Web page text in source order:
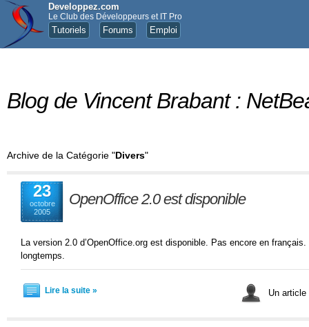
Developpez.com
Le Club des Développeurs et IT Pro
Tutoriels Forums Emploi
Blog de Vincent Brabant :
Archive de la Catégorie "Divers"
23
octobre
2005
OpenOffice 2.0 est disponible
La version 2.0 d’OpenOffice.org est disponible. Pas encore en
longtemps.
Lire la suite » Un